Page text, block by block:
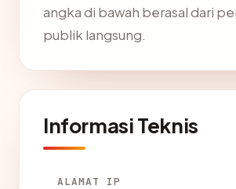
angka di bawah berasal dari
publik langsung.
Informasi Teknis
ALAMAT IP